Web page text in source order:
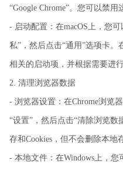
“Google Chrome”。您可以禁用
- 启动配置：在macOS上，您
私”，然后点击“通用”选项卡。
相关的启动项，并根据需要进行
2. 清理浏览器数据
- 浏览器设置：在Chrome浏览
“设置”，然后点击“清除浏览
存和Cookies，但不会删除本地
- 本地文件：在Windows上，您